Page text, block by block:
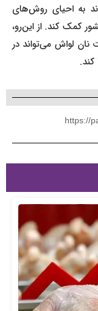
احیای روش‌های
کند. از این‌رو،
لواش می‌تواند در